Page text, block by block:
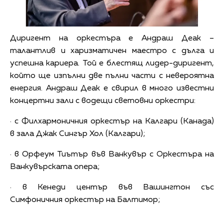
Диригент на оркестъра е Андраш Деак –
талантлив и харизматичен маестро с дълга и
успешна кариера. Той е блестящ лидер-диригент,
който ще изпълни две пълни части с невероятна
енергия. Андраш Деак е свирил в много известни
концертни зали с водещи световни оркестри:
· с Филхармоничния оркестър на Калгари (Канада)
в зала Джак Сингър Хол (Калгари);
· в Орфеум Тиътър във Ванкувър с Оркестъра на
Ванкувърската опера;
· в Кенеди център във Вашингтон със
Симфоничния оркестър на Балтимор;